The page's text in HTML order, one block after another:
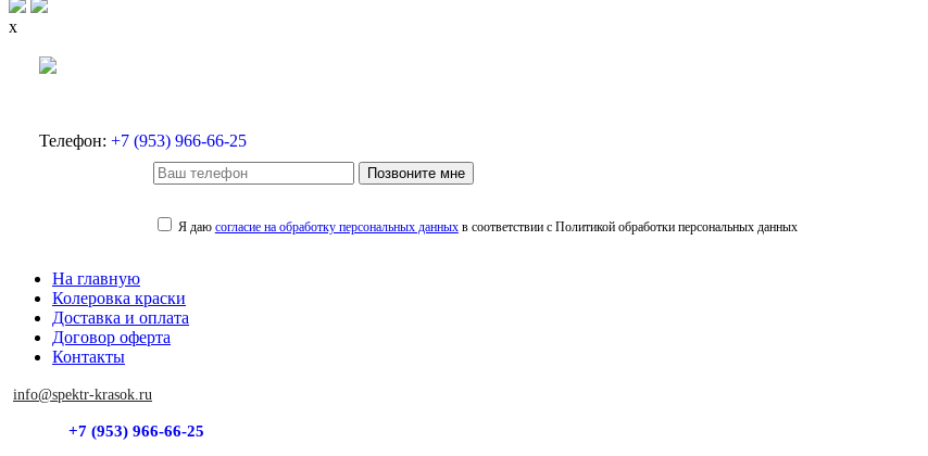
x
Телефон: +7 (953) 966-66-25
Позвоните мне
Я даю согласие на обработку персональных данныхв соответствии с Политикой обработки персональных данных
На главную
Колеровка краски
Доставка и оплата
Договор оферта
Контакты
info@spektr-krasok.ru
+7 (953) 966-66-25